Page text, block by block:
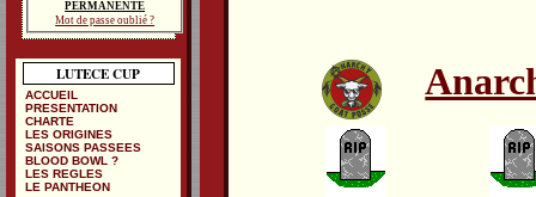
PERMANENTE
Mot de passe oublié ?
LUTECE CUP
ACCUEIL
PRESENTATION
CHARTE
LES ORIGINES
SAISONS PASSEES
BLOOD BOWL ?
LES REGLES
LE PANTHEON